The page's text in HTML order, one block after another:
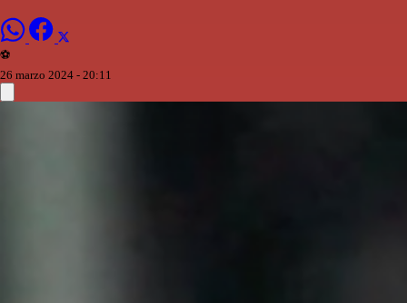
⚽️
26 marzo 2024 - 20:11